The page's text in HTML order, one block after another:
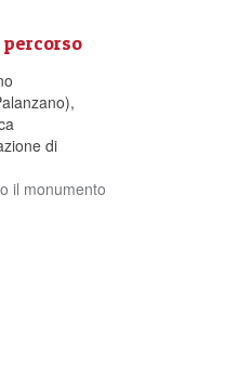
di
il monumento